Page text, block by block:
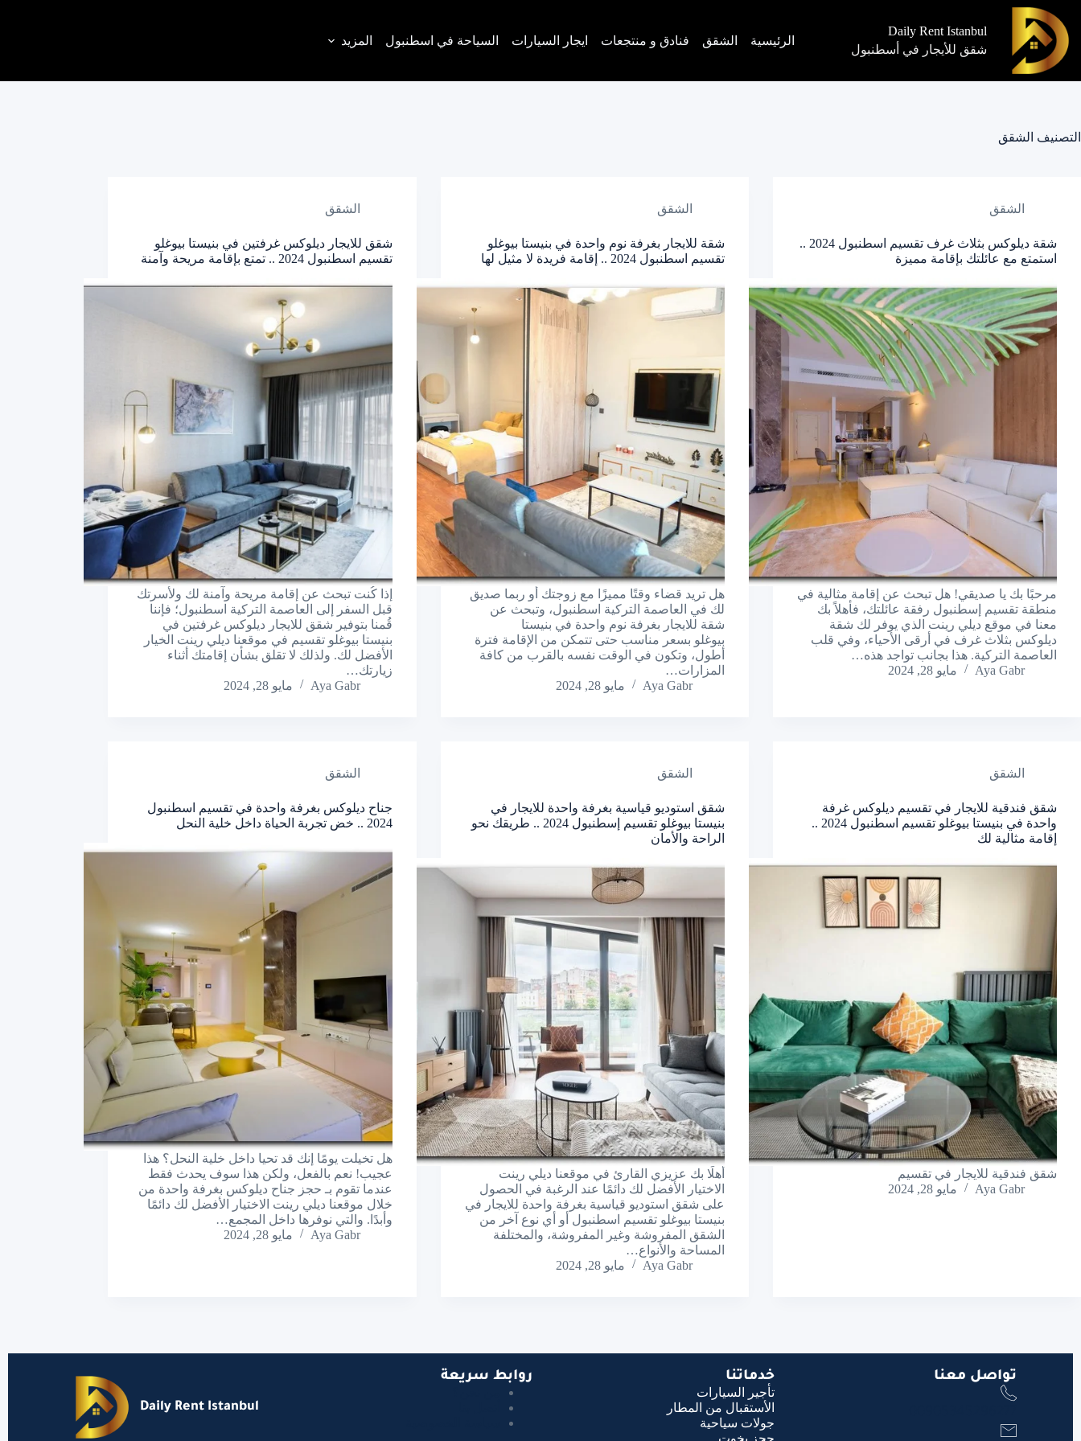
Daily Rent Istanbul
شقق للأيجار في أسطنبول
الرئيسية الشقق فنادق و منتجعات ايجار السيارات السياحة في اسطنبول المزيد
التصنيف الشقق
الشقق
شقة ديلوكس بثلاث غرف تقسيم اسطنبول 2024 ..
استمتع مع عائلتك بإقامة مميزة
مرحبًا بك يا صديقي! هل تبحث عن إقامة مثالية في
منطقة تقسيم إسطنبول رفقة عائلتك، فأهلاً بك
معنا في موقع ديلي رينت الذي يوفر لك شقة
ديلوكس بثلاث غرف في أرقى الأحياء، وفي قلب
العاصمة التركية. هذا بجانب تواجد هذه…
Aya Gabr
مايو 28, 2024
الشقق
شقة للايجار بغرفة نوم واحدة في بنيستا بيوغلو
تقسيم اسطنبول 2024 .. إقامة فريدة لا مثيل لها
هل تريد قضاء وقتًا مميزًا مع زوجتك أو ربما صديق
لك في العاصمة التركية اسطنبول، وتبحث عن
شقة للايجار بغرفة نوم واحدة في بنيستا
بيوغلو بسعر مناسب حتى تتمكن من الإقامة فترة
أطول، وتكون في الوقت نفسه بالقرب من كافة
المزارات…
Aya Gabr
مايو 28, 2024
الشقق
شقق للايجار ديلوكس غرفتين في بنيستا بيوغلو
تقسيم اسطنبول 2024 .. تمتع بإقامة مريحة وآمنة
إذا كُنت تبحث عن إقامة مريحة وآمنة لك ولأسرتك
قبل السفر إلى العاصمة التركية اسطنبول؛ فإننا
قُمنا بتوفير شقق للايجار ديلوكس غرفتين في
بنيستا بيوغلو تقسيم في موقعنا ديلي رينت الخيار
الأفضل لك. ولذلك لا تقلق بشأن إقامتك أثناء
زيارتك…
Aya Gabr
مايو 28, 2024
الشقق
شقق فندقية للايجار في تقسيم ديلوكس غرفة
واحدة في بنيستا بيوغلو تقسيم اسطنبول 2024 ..
إقامة مثالية لك
شقق فندقية للايجار في تقسيم
Aya Gabr
مايو 28, 2024
الشقق
شقق استوديو قياسية بغرفة واحدة للايجار في
بنيستا بيوغلو تقسيم إسطنبول 2024 .. طريقك نحو
الراحة والأمان
أهلًا بك عزيزي القارئ في موقعنا ديلي رينت
الاختيار الأفضل لك دائمًا عند الرغبة في الحصول
على شقق استوديو قياسية بغرفة واحدة للايجار في
بنيستا بيوغلو تقسيم اسطنبول أو أي نوع آخر من
الشقق المفروشة وغير المفروشة، والمختلفة
المساحة والأنواع…
Aya Gabr
مايو 28, 2024
الشقق
جناح ديلوكس بغرفة واحدة في تقسيم اسطنبول
2024 .. خض تجربة الحياة داخل خلية النحل
هل تخيلت يومًا إنك قد تحيا داخل خلية النحل؟ هذا
عجيب! نعم بالفعل، ولكن هذا سوف يحدث فقط
عندما تقوم بـ حجز جناح ديلوكس بغرفة واحدة من
خلال موقعنا ديلي رينت الاختيار الأفضل لك دائمًا
وأبدًا. والتي نوفرها داخل المجمع…
Aya Gabr
مايو 28, 2024
تواصل معنا خدماتنا
تأجير السيارات
الأستقبال من المطار
جولات سياحية
حجز يخوت
روابط سريعة
Daily Rent Istanbul